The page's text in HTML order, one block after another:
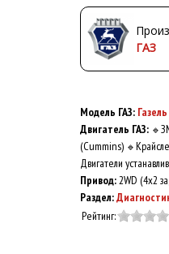
ГАЗ
Модель ГАЗ: Газель
Двигатель ГАЗ: 🔹
(Cummins) 🔹
Двигатели
Привод:2WD (4x2
Раздел:
Рейтинг: